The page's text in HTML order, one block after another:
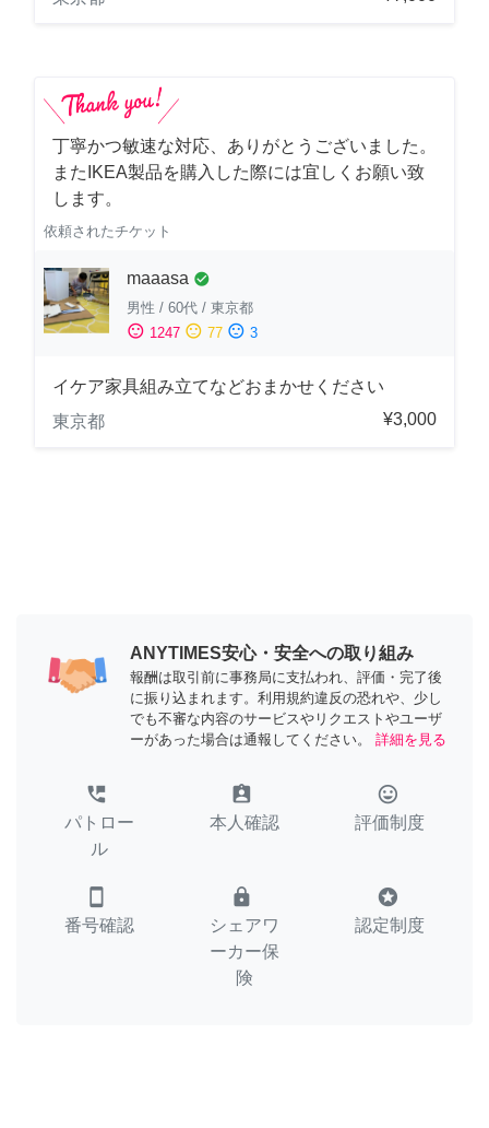
丁寧かつ敏速な対応、ありがとうございました。
またIKEA製品を購入した際には宜しくお願い致
します。
依頼されたチケット
maaasa check_circle
男性 / 60代 / 東京都
sentiment_satisfied 1247 sentiment_neutral 77 sentiment_dissatisfied 3
イケア家具組み立てなどおまかせください
東京都
¥3,000
ANYTIMES安心・安全への取り組み
報酬は取引前に事務局に支払われ、評価・完了後
に振り込まれます。利用規約違反の恐れや、少し
でも不審な内容のサービスやリクエストやユーザ
ーがあった場合は通報してください。
詳細を見る
perm_phone_msg
パトロー
ル
assignment_ind
本人確認
tag_faces
評価制度
smartphone
番号確認
lock
シェアワ
ーカー保
険
stars
認定制度